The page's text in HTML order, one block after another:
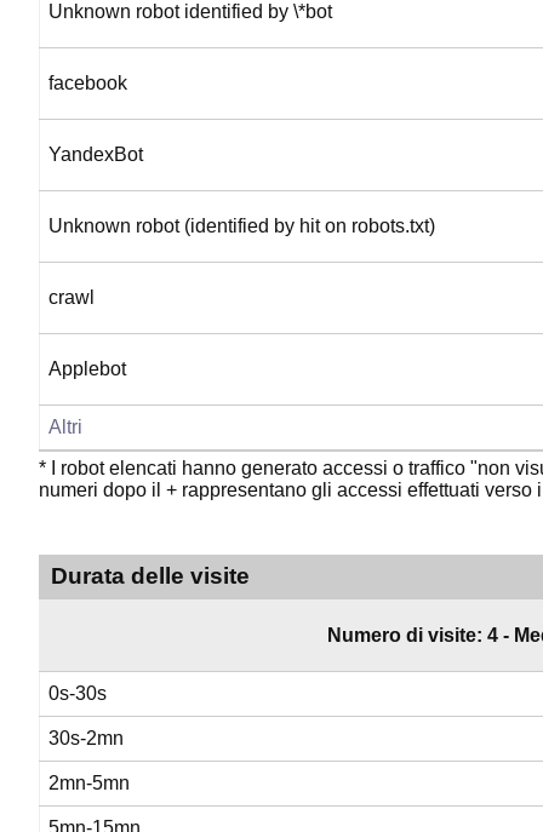
Unknown robot identified by \*bot
facebook
YandexBot
Unknown robot (identified by hit on robots.txt)
crawl
Applebot
Altri
* I robot elencati hanno generato accessi o traffico "non
numeri dopo il + rappresentano gli accessi effettuati verso
Durata delle visite
Numero di visite: 4 -
0s-30s
30s-2mn
2mn-5mn
5mn-15mn